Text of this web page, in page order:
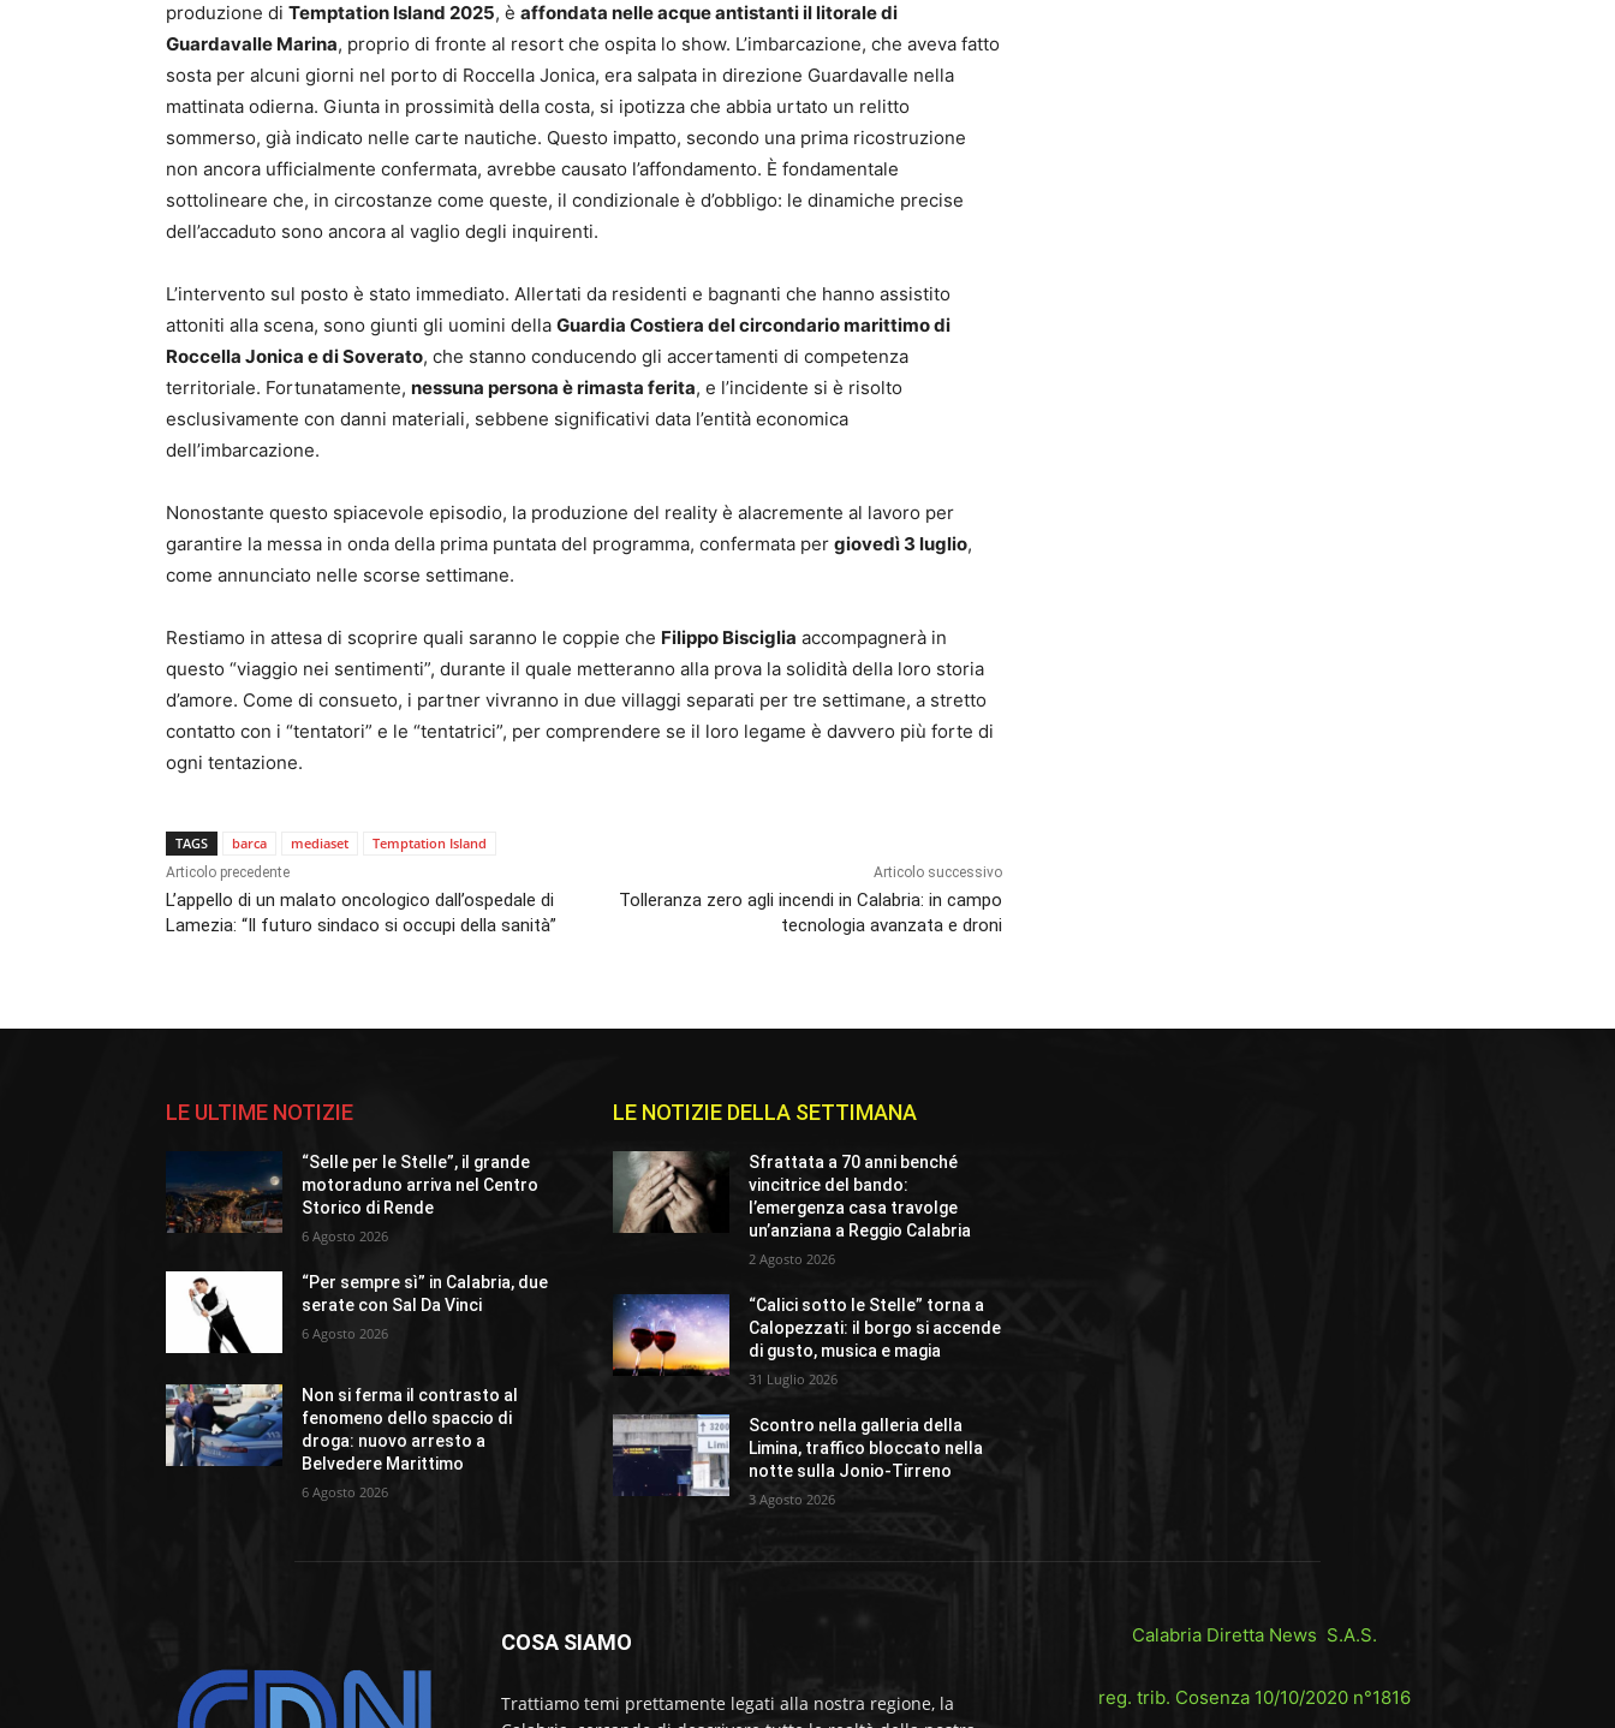
produzione di Temptation Island 2025, è affondata nelle acque antistanti il litorale di
Guardavalle Marina, proprio di fronte al resort che ospita lo show. L’imbarcazione, che aveva fatto
sosta per alcuni giorni nel porto di Roccella Jonica, era salpata in direzione Guardavalle nella
mattinata odierna. Giunta in prossimità della costa, si ipotizza che abbia urtato un relitto
sommerso, già indicato nelle carte nautiche. Questo impatto, secondo una prima ricostruzione
non ancora ufficialmente confermata, avrebbe causato l’affondamento. È fondamentale
sottolineare che, in circostanze come queste, il condizionale è d’obbligo: le dinamiche precise
dell’accaduto sono ancora al vaglio degli inquirenti.
L’intervento sul posto è stato immediato. Allertati da residenti e bagnanti che hanno assistito
attoniti alla scena, sono giunti gli uomini della Guardia Costiera del circondario marittimo di
Roccella Jonica e di Soverato, che stanno conducendo gli accertamenti di competenza
territoriale. Fortunatamente, nessuna persona è rimasta ferita, e l’incidente si è risolto
esclusivamente con danni materiali, sebbene significativi data l’entità economica
dell’imbarcazione.
Nonostante questo spiacevole episodio, la produzione del reality è alacremente al lavoro per
garantire la messa in onda della prima puntata del programma, confermata per giovedì 3 luglio,
come annunciato nelle scorse settimane.
Restiamo in attesa di scoprire quali saranno le coppie che Filippo Bisciglia accompagnerà in
questo “viaggio nei sentimenti”, durante il quale metteranno alla prova la solidità della loro storia
d’amore. Come di consueto, i partner vivranno in due villaggi separati per tre settimane, a stretto
contatto con i “tentatori” e le “tentatrici”, per comprendere se il loro legame è davvero più forte di
ogni tentazione.
TAGS barca mediaset Temptation Island
Articolo precedente
L’appello di un malato oncologico dall’ospedale di
Lamezia: “Il futuro sindaco si occupi della sanità”
Articolo successivo
Tolleranza zero agli incendi in Calabria: in campo
tecnologia avanzata e droni
LE ULTIME NOTIZIE
“Selle per le Stelle”, il grande
motoraduno arriva nel Centro
Storico di Rende
6 Agosto 2026
“Per sempre sì” in Calabria, due
serate con Sal Da Vinci
6 Agosto 2026
Non si ferma il contrasto al
fenomeno dello spaccio di
droga: nuovo arresto a
Belvedere Marittimo
6 Agosto 2026
LE NOTIZIE DELLA SETTIMANA
Sfrattata a 70 anni benché
vincitrice del bando:
l’emergenza casa travolge
un’anziana a Reggio Calabria
2 Agosto 2026
“Calici sotto le Stelle” torna a
Calopezzati: il borgo si accende
di gusto, musica e magia
31 Luglio 2026
Scontro nella galleria della
Limina, traffico bloccato nella
notte sulla Jonio-Tirreno
3 Agosto 2026
COSA SIAMO
Trattiamo temi prettamente legati alla nostra regione, la
Calabria Diretta News S.A.S.
reg. trib. Cosenza 10/10/2020 n°1816